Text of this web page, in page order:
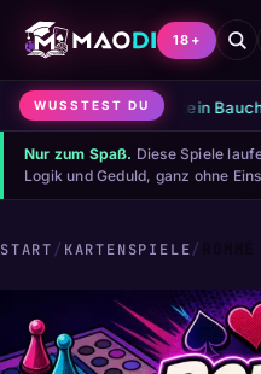
18+
WUSSTEST DU
● Pot Odds sind kein
Nur zum Spaß. Diese Spiele
Logik und Geduld, ganz ohne
START/ KARTENSPIELE/